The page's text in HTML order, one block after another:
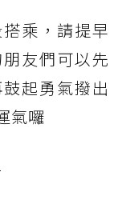
乘，請提早
友們可以先
起勇氣撥出
氣囉